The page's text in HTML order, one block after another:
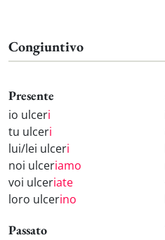
Congiuntivo
Presente
io ulceri
tu ulceri
lui/lei ulceri
noi ulceriamo
voi ulceriate
loro ulcerino
Passato